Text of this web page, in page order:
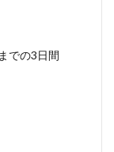
での3日間